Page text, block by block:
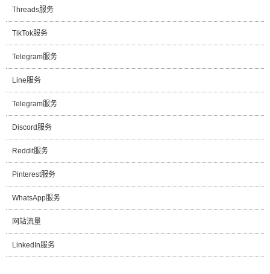
Threads服务
TikTok服务
Telegram服务
Line服务
Telegram服务
Discord服务
Reddit服务
Pinterest服务
WhatsApp服务
网站流量
LinkedIn服务